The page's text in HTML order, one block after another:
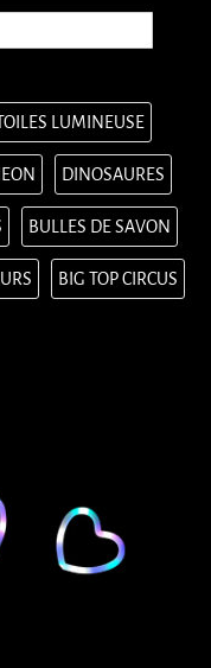
LUMINEUSE
DINOSAURES
BULLES DE SAVON
BIG TOP CIRCUS